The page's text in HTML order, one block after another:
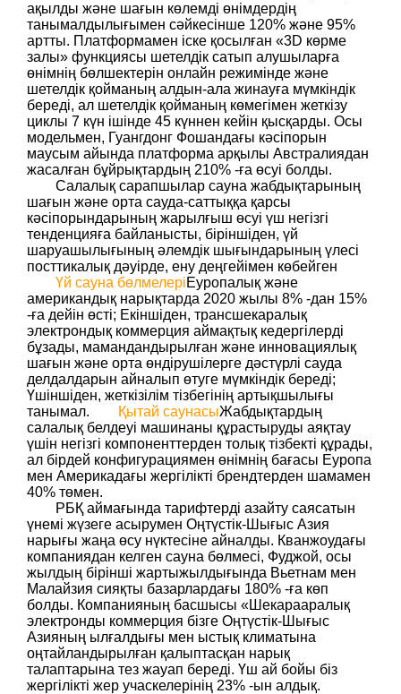
ақылды және шағын көлемді өнімдердің
танымалдылығымен сәйкесінше 120% және 95%
артты. Платформамен іске қосылған «3D көрме
залы» функциясы шетелдік сатып алушыларға
өнімнің бөлшектерін онлайн режимінде және
шетелдік қойманың алдын-ала жинауға мүмкіндік
береді, ал шетелдік қойманың көмегімен жеткізу
циклы 7 күн ішінде 45 күннен кейін қысқарды. Осы
модельмен, Гуангдонг Фошандағы кәсіпорын
маусым айында платформа арқылы Австралиядан
жасалған бұйрықтардың 210% -ға өсуі болды.
Салалық сарапшылар сауна жабдықтарының
шағын және орта сауда-саттыққа қарсы
кәсіпорындарының жарылғыш өсуі үш негізгі
тенденцияға байланысты, біріншіден, үй
шаруашылығының әлемдік шығындарының үлесі
посттикалық дәуірде, ену деңгейімен көбейген
Үй сауна бөлмелеріЕуропалық және
американдық нарықтарда 2020 жылы 8% -дан 15%
-ға дейін өсті; Екіншіден, трансшекаралық
электрондық коммерция аймақтық кедергілерді
бұзады, мамандандырылған және инновациялық
шағын және орта өндірушілерге дәстүрлі сауда
делдалдарын айналып өтуге мүмкіндік береді;
Үшіншіден, жеткізілім тізбегінің артықшылығы
танымал.
Қытай саунасыЖабдықтардың
салалық белдеуі машинаны құрастыруды аяқтау
үшін негізгі компоненттерден толық тізбекті құрады,
ал бірдей конфигурациямен өнімнің бағасы Еуропа
мен Америкадағы жергілікті брендтерден шамамен
40% төмен.
РБҚ аймағында тарифтерді азайту саясатын
үнемі жүзеге асырумен Оңтүстік-Шығыс Азия
нарығы жаңа өсу нүктесіне айналды. Кванжоудағы
компаниядан келген сауна бөлмесі, Фуджой, осы
жылдың бірінші жартыжылдығында Вьетнам мен
Малайзия сияқты базарлардағы 180% -ға көп
болды. Компанияның басшысы «Шекарааралық
электронды коммерция бізге Оңтүстік-Шығыс
Азияның ылғалдығы мен ыстық климатына
оңтайландырылған қалыптасқан нарық
талаптарына тез жауап береді. Үш ай бойы біз
жергілікті жер учаскелерінің 23% -ын алдық.